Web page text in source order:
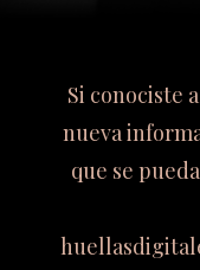
Si conociste
nueva
que se